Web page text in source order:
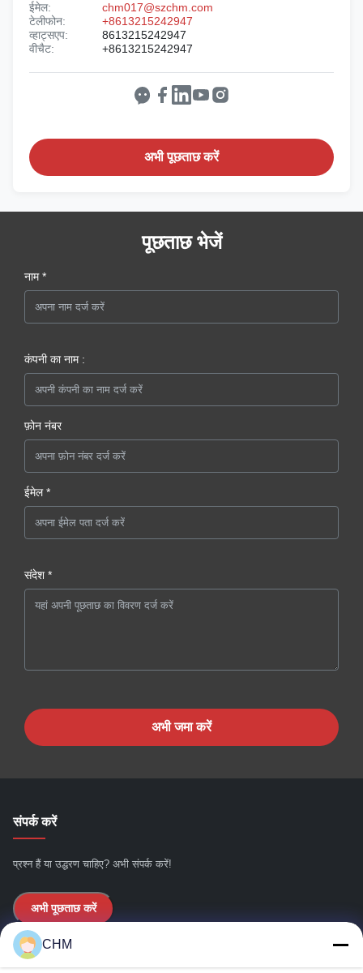
ईमेल:
chm017@szchm.com
टेलीफोन:
+8613215242947
व्हाट्सएप:
8613215242947
वीचैट:
+8613215242947
अभी पूछताछ करें
पूछताछ भेजें
नाम *
कंपनी का नाम :
फ़ोन नंबर
ईमेल *
संदेश *
अभी जमा करें
संपर्क करें
प्रश्न हैं या उद्धरण चाहिए? अभी संपर्क करें!
अभी पूछताछ करें
त्वरित लिंक
CHM